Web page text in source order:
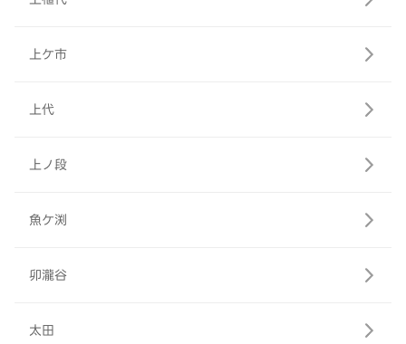
上ケ市
上代
上ノ段
魚ケ渕
卯瀧谷
太田